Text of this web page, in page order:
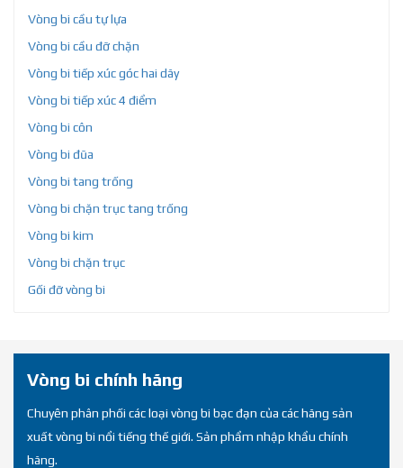
Vòng bi cầu tự lựa
Vòng bi cầu đỡ chặn
Vòng bi tiếp xúc góc hai dãy
Vòng bi tiếp xúc 4 điểm
Vòng bi côn
Vòng bi đũa
Vòng bi tang trống
Vòng bi chặn trục tang trống
Vòng bi kim
Vòng bi chặn trục
Gối đỡ vòng bi
Vòng bi chính hãng
Chuyên phân phối các loại vòng bi bạc đạn của các hãng sản
xuất vòng bi nổi tiếng thế giới. Sản phẩm nhập khẩu chính
hãng.